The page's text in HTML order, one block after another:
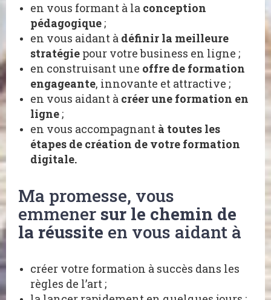
en vous formant à la conception
pédagogique ;
en vous aidant à définir la meilleure
stratégie pour votre business en ligne ;
en construisant une offre de formation
engageante, innovante et attractive ;
en vous aidant à créer une formation en
ligne ;
en vous accompagnant à toutes les
étapes de création de votre formation
digitale.
Ma promesse, vous
emmener sur le chemin de
la réussite en vous aidant à
créer votre formation à succès dans les
règles de l’art ;